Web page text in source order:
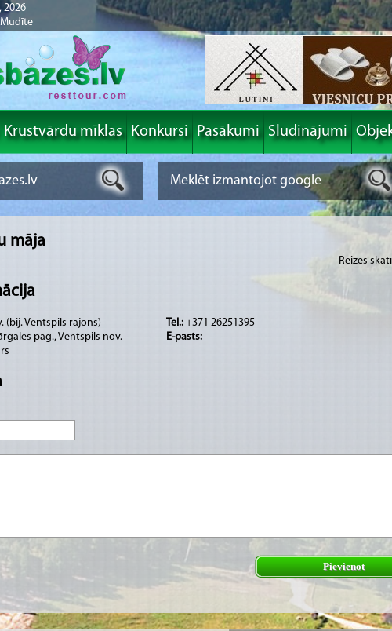
2026
Mudīte
Krustvārdu mīklas Konkursi Pasākumi Sludinājumi
māja
Reizes
(bij. Ventspils rajons)
pag., Ventspils nov.
Tel.: +371 26251395
E-pasts: -
Pievienot